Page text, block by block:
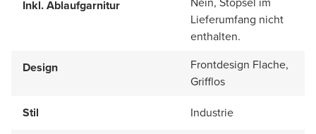
Inkl. Ablaufgarnitur
Lieferumfang nicht
enthalten.
Design
Frontdesign Flache,
Grifflos
Stil
Industrie